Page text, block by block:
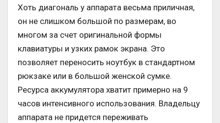
Хоть диагональ у аппарата весьма приличная,
он не слишком большой по размерам, во
многом за счет оригинальной формы
клавиатуры и узких рамок экрана. Это
позволяет переносить ноутбук в стандартном
рюкзаке или в большой женской сумке.
Ресурса аккумулятора хватит примерно на 9
часов интенсивного использования. Владельцу
аппарата не придется переживать